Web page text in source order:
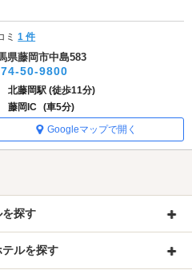
ミ1 件
県藤岡市中島583
50-9800
北藤岡駅 (徒歩11分)
藤岡IC (車5分)
Googleマップで開く
探す
ルを探す